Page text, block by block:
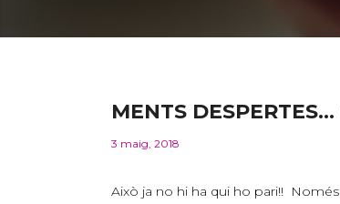
MENTS
3 maig, 2018
Això ja no hi ha qui ho pari!!